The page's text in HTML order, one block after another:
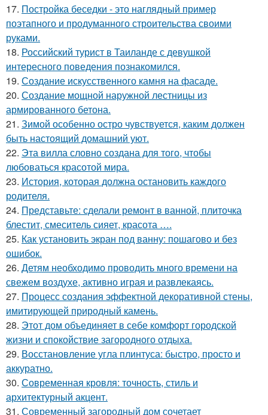
17. Постройка беседки - это наглядный пример
поэтапного и продуманного строительства своими
руками.
18. Российский турист в Таиланде с девушкой
интересного поведения познакомился.
19. Создание искусственного камня на фасаде.
20. Создание мощной наружной лестницы из
армированного бетона.
21. Зимой особенно остро чувствуется, каким должен
быть настоящий домашний уют.
22. Эта вилла словно создана для того, чтобы
любоваться красотой мира.
23. История, которая должна остановить каждого
родителя.
24. Представьте: сделали ремонт в ванной, плиточка
блестит, смеситель сияет, красота ….
25. Как установить экран под ванну: пошагово и без
ошибок.
26. Детям необходимо проводить много времени на
свежем воздухе, активно играя и развлекаясь.
27. Процесс создания эффектной декоративной стены,
имитирующей природный камень.
28. Этот дом объединяет в себе комфорт городской
жизни и спокойствие загородного отдыха.
29. Восстановление угла плинтуса: быстро, просто и
аккуратно.
30. Современная кровля: точность, стиль и
архитектурный акцент.
31. Современный загородный дом сочетает